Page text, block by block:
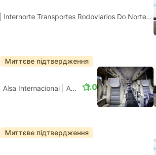
| Internorte Transportes Rodoviarios Do Norte|
Миттєве підтвердження
| Alsa Internacional Автобус |Нормальний
1.0
Миттєве підтвердження